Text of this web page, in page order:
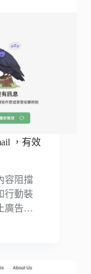
，有效
容阻擋
行動裝
廣告…